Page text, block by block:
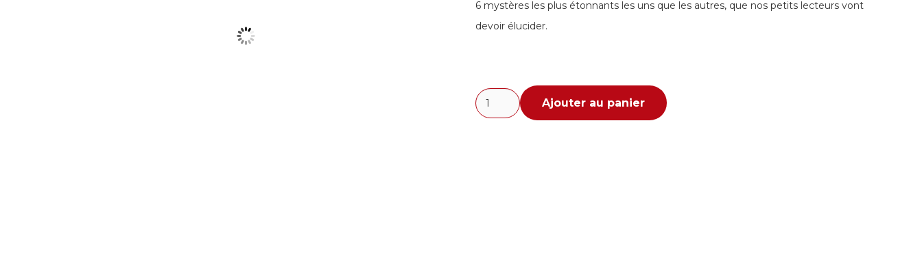
6 mystères les plus étonnants les uns que les autres, que nos petits lecteurs vont
devoir élucider.
quantité
de
Ajouter au panier